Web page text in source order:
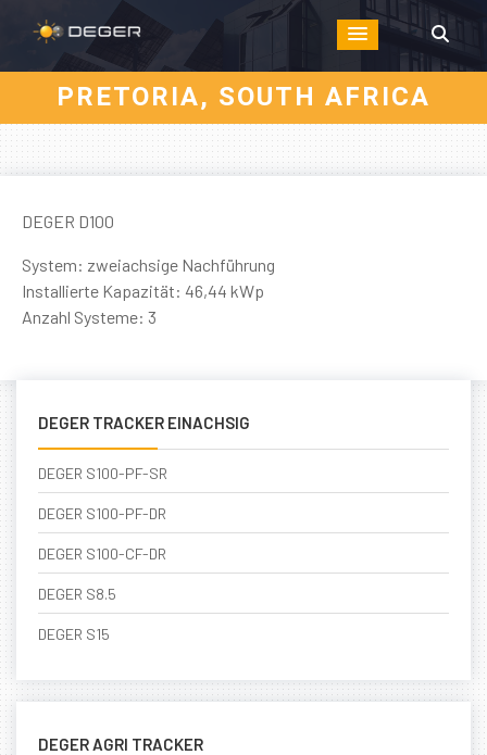
PRETORIA, SOUTH AFRICA
DEGER D100
System: zweiachsige Nachführung
Installierte Kapazität: 46,44 kWp
Anzahl Systeme: 3
DEGER TRACKER EINACHSIG
DEGER S100-PF-SR
DEGER S100-PF-DR
DEGER S100-CF-DR
DEGER S8.5
DEGER S15
DEGER AGRI TRACKER